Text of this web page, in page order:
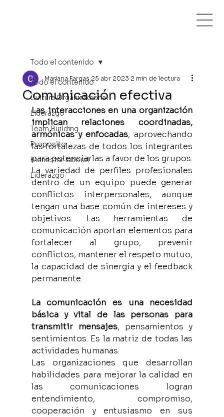
Todo el contenido
Cultura Organizacional
Liderazgo
Team Building
Proposito
Bienestar laboral
Liderazgo
Todo el contenido
Comunicación efectiva
Mariana Fargas 25 abr 2023 2 min de lectura
Las interacciones en una organización
implican relaciones coordinadas,
armónicas y enfocadas, aprovechando
las fortalezas de todos los integrantes
para potenciarlas a favor de los grupos.
La variedad de perfiles profesionales
dentro de un equipo puede generar
conflictos interpersonales, aunque
tengan una base común de intereses y
objetivos. Las herramientas de
comunicación aportan elementos para
fortalecer al grupo, prevenir
conflictos, mantener el respeto mutuo,
la capacidad de sinergia y el feedback
permanente.
La comunicación es una necesidad
básica y vital de las personas para
transmitir mensajes, pensamientos y
sentimientos. Es la matriz de todas las
actividades humanas.
Las organizaciones que desarrollan
habilidades para mejorar la calidad en
las comunicaciones logran
entendimiento, compromiso,
cooperación y entusiasmo en sus